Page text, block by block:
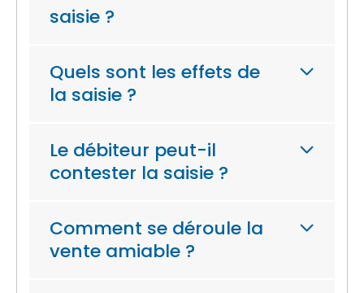
saisie ?
Quels sont les effets de
la saisie ?
Le débiteur peut-il
contester la saisie ?
Comment se déroule la
vente amiable ?